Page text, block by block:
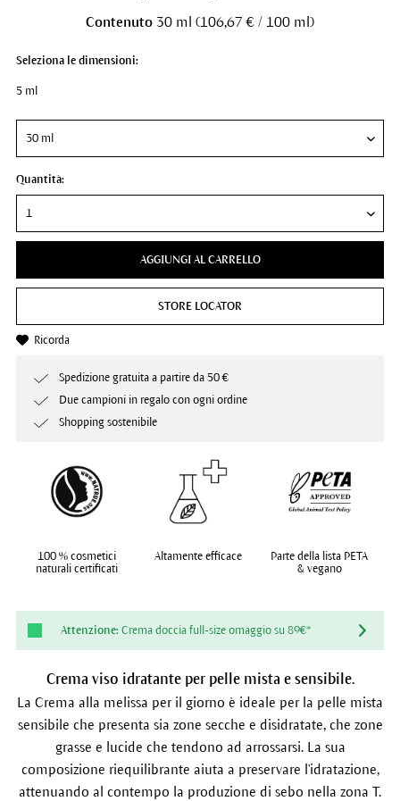
Crema viso idratante per pelle mista e sensibile.
La Crema alla melissa per il giorno è ideale per la pelle mista
sensibile che presenta sia zone secche e disidratate, che zone
grasse e lucide che tendono ad arrossarsi. La sua
composizione riequilibrante aiuta a preservare l'idratazione,
attenuando al contempo la produzione di sebo nella zona T.
Contenuto 30 ml (106,67 € / 100 ml)
Seleziona le dimensioni:
5 ml
Quantità:
AGGIUNGI AL CARRELLO
STORE LOCATOR
Ricorda
Spedizione gratuita a partire da 50 €
Due campioni in regalo con ogni ordine
Shopping sostenibile
100 % cosmetici
naturali certificati
Altamente efficace
Parte della lista PETA
& vegano
Attenzione: Crema doccia full-size omaggio su 89€*